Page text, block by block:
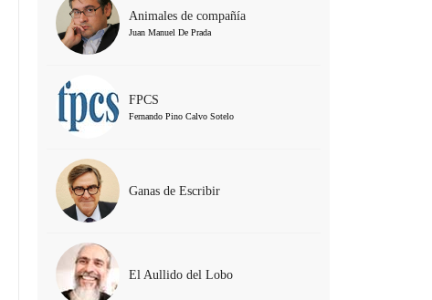
Animales de compañía
Juan Manuel De Prada
FPCS
Fernando Pino Calvo Sotelo
Ganas de Escribir
El Aullido del Lobo